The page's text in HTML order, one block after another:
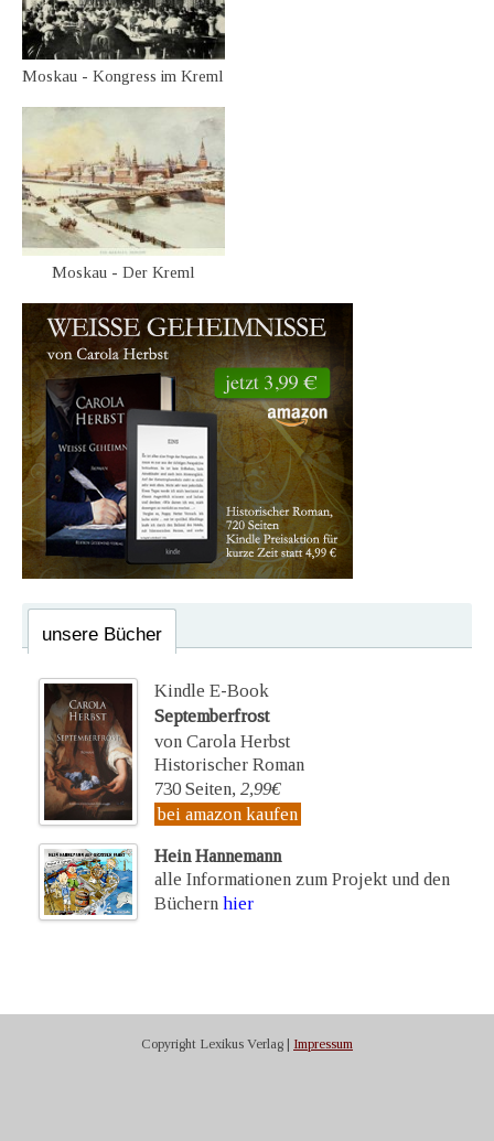
Moskau - Kongress im Kreml
Moskau - Der Kreml
unsere Bücher
Kindle E-Book
Septemberfrost
von Carola Herbst
Historischer Roman
730 Seiten, 2,99€
bei amazon kaufen
Hein Hannemann
alle Informationen zum Projekt und den
Büchern hier
Copyright Lexikus Verlag | Impressum